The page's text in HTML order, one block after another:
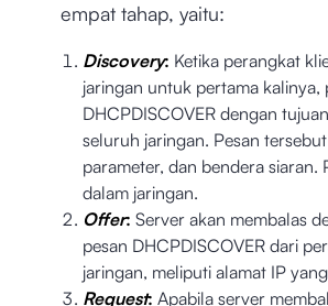
empat tahap, yaitu:
Discovery: Ketika perangkat
jaringan untuk pertama
DHCPDISCOVER dengan
seluruh jaringan. Pesan
parameter, dan bendera
dalam jaringan.
Offer: Server akan membalas
pesan DHCPDISCOVER dari
jaringan, meliputi alamat IP
Request: Apabila server